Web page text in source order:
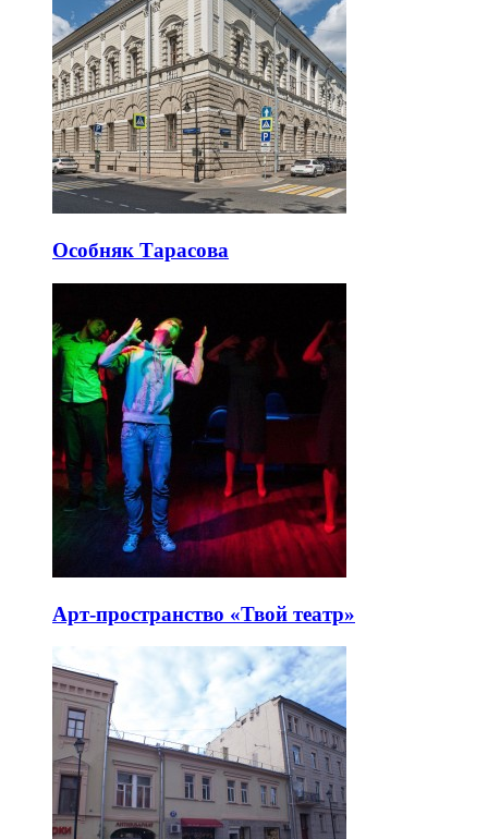
Особняк Тарасова
Арт-пространство «Твой театр»